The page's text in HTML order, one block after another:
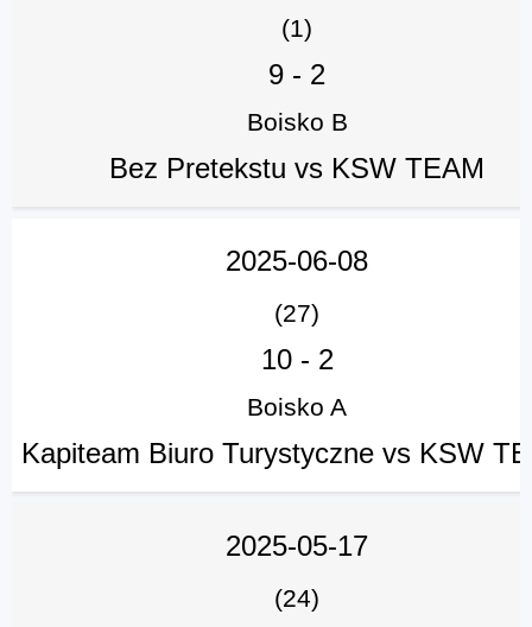
(1)
9 - 2
Boisko B
Bez Pretekstu vs KSW TEAM
2025-06-08
(27)
10- 2
Boisko A
Kapiteam Biuro Turystyczne vs KSW
2025-05-17
(24)